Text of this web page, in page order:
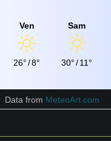
Ven
26°/8°
Sam
30°/11°
Data from MeteoArt.com